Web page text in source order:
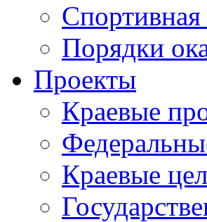
Порядки
Проекты
Краевые
Краевые